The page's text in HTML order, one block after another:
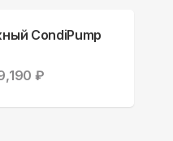
CondiPump
₽